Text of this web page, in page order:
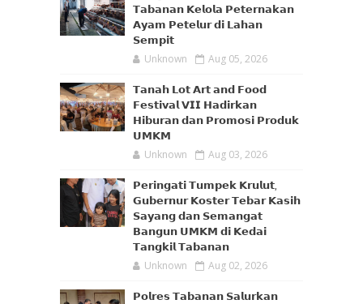
𝗧𝗮𝗯𝗮𝗻𝗮𝗻 𝗞𝗲𝗹𝗼𝗹𝗮 𝗣𝗲𝘁𝗲𝗿𝗻𝗮𝗸𝗮𝗻
𝗔𝘆𝗮𝗺 𝗣𝗲𝘁𝗲𝗹𝘂𝗿 𝗱𝗶 𝗟𝗮𝗵𝗮𝗻
𝗦𝗲𝗺𝗽𝗶𝘁
Unknown Aug 05, 2026
𝗧𝗮𝗻𝗮𝗵 𝗟𝗼𝘁 𝗔𝗿𝘁 𝗮𝗻𝗱 𝗙𝗼𝗼𝗱
𝗙𝗲𝘀𝘁𝗶𝘃𝗮𝗹 𝗩𝗜𝗜 𝗛𝗮𝗱𝗶𝗿𝗸𝗮𝗻
𝗛𝗶𝗯𝘂𝗿𝗮𝗻 𝗱𝗮𝗻 𝗣𝗿𝗼𝗺𝗼𝘀𝗶 𝗣𝗿𝗼𝗱𝘂𝗸
𝗨𝗠𝗞𝗠
Unknown Aug 03, 2026
𝗣𝗲𝗿𝗶𝗻𝗴𝗮𝘁𝗶 𝗧𝘂𝗺𝗽𝗲𝗸 𝗞𝗿𝘂𝗹𝘂𝘁,
𝗚𝘂𝗯𝗲𝗿𝗻𝘂𝗿 𝗞𝗼𝘀𝘁𝗲𝗿 𝗧𝗲𝗯𝗮𝗿 𝗞𝗮𝘀𝗶𝗵
𝗦𝗮𝘆𝗮𝗻𝗴 𝗱𝗮𝗻 𝗦𝗲𝗺𝗮𝗻𝗴𝗮𝘁
𝗕𝗮𝗻𝗴𝘂𝗻 𝗨𝗠𝗞𝗠 𝗱𝗶 𝗞𝗲𝗱𝗮𝗶
𝗧𝗮𝗻𝗴𝗸𝗶𝗹 𝗧𝗮𝗯𝗮𝗻𝗮𝗻
Unknown Aug 02, 2026
𝗣𝗼𝗹𝗿𝗲𝘀 𝗧𝗮𝗯𝗮𝗻𝗮𝗻 𝗦𝗮𝗹𝘂𝗿𝗸𝗮𝗻